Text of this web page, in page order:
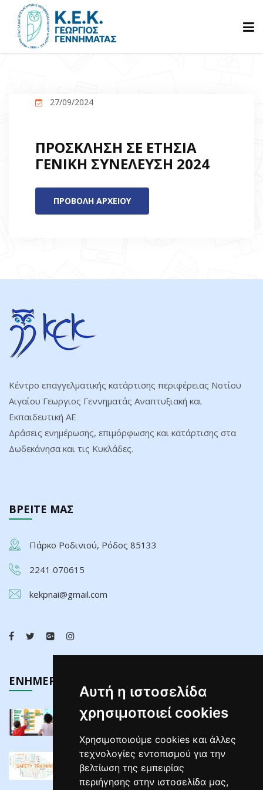
Αυτή η ιστοσελίδα
χρησιμοποιεί cookies
Χρησιμοποιούμε cookies και άλλες
τεχνολογίες εντοπισμού για την
βελτίωση της εμπειρίας
περιήγησης στην ιστοσελίδα μας,
ΠΡΟΓΡΑΜΜΑΤΑ
ΒΕΒΑΙΩΣΕΙΣ
ΕΠΙΚΟΙΝΩΝΙΑ
27/09/2024
ΠΡΟΣΚΛΗΣΗ ΣΕ ΕΤΗΣΙΑ
ΓΕΝΙΚΗ ΣΥΝΕΛΕΥΣΗ 2024
ΠΡΟΒΟΛΗ ΑΡΧΕΙΟΥ
Κέντρο επαγγελματικής κατάρτισης περιφέρειας Νοτίου
Αιγαίου Γεωργιος Γεννηματάς Αναπτυξιακή και
Εκπαιδευτική ΑΕ
Δράσεις ενημέρωσης, επιμόρφωσης και κατάρτισης στα
Δωδεκάνησα και τις Κυκλάδες.
ΒΡΕΙΤΕ ΜΑΣ
Πάρκο Ροδινιού, Ρόδος 85133
2241 070615
kekpnai@gmail.com
ΕΝΗΜΕΡΩΣΗ
Τελευταίος Κύκλος Σεμιναρίων Διαδραστικών ...
ΣΕΜΙΝΑΡΙΑ ΕΠΙΜΟΡΦΩΣΗΣ ΕΡΓΟΔΟΤΩΝ ΣΕ ...
04/04/2025